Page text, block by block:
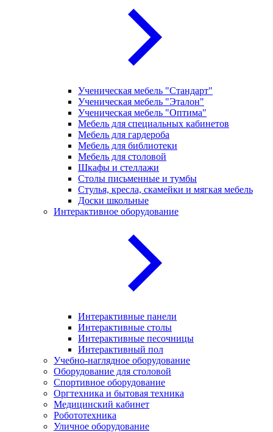
Ученическая мебель "Стандарт"
Ученическая мебель "Эталон"
Ученическая мебель "Оптима"
Мебель для специальных кабинетов
Мебель для гардероба
Мебель для библиотеки
Мебель для столовой
Шкафы и стеллажи
Столы письменные и тумбы
Стулья, кресла, скамейки и мягкая мебель
Доски школьные
Интерактивное оборудование
Интерактивные панели
Интерактивные столы
Интерактивные песочницы
Интерактивный пол
Учебно-наглядное оборудование
Оборудование для столовой
Спортивное оборудование
Оргтехника и бытовая техника
Медицинский кабинет
Робототехника
Уличное оборудование